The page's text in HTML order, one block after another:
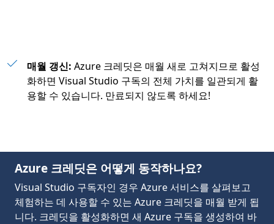
매월 갱신: Azure 크레딧은 매월 새로 고쳐지므로 활성
화하면 Visual Studio 구독의 전체 가치를 일관되게 활
용할 수 있습니다. 만료되지 않도록 하세요!
Azure 크레딧은 어떻게 동작하나요?
Visual Studio 구독자인 경우 Azure 서비스를 살펴보고
체험하는 데 사용할 수 있는 Azure 크레딧을 매월 받게 됩
니다. 크레딧을 활성화하면 새 Azure 구독을 생성하여 바